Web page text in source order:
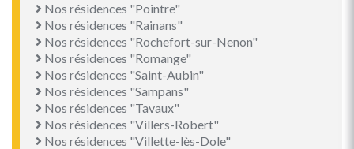
Nos résidences "Pointre"
Nos résidences "Rainans"
Nos résidences "Rochefort-sur-Nenon"
Nos résidences "Romange"
Nos résidences "Saint-Aubin"
Nos résidences "Sampans"
Nos résidences "Tavaux"
Nos résidences "Villers-Robert"
Nos résidences "Villette-lès-Dole"